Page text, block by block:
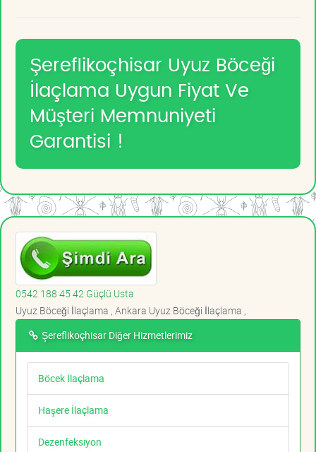
Şereflikoçhisar Uyuz Böceği
İlaçlama Uygun Fiyat Ve
Müşteri Memnuniyeti
Garantisi !
0542 188 45 42 Güçlü Usta
Uyuz Böceği İlaçlama , Ankara Uyuz Böceği İlaçlama ,
Şereflikoçhisar Diğer Hizmetlerimiz
Böcek İlaçlama
Haşere İlaçlama
Dezenfeksiyon